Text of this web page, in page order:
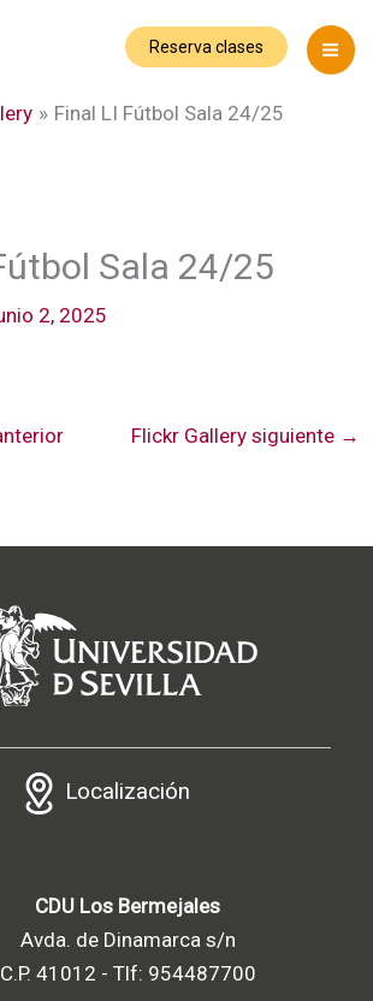
Reserva clases
Final LI Fútbol Sala 24/25
Sala 24/25
2, 2025
Flickr Gallery siguiente →
Localización
CDU Los Bermejales
Avda. de Dinamarca s/n
C.P. 41012 - Tlf: 954487700